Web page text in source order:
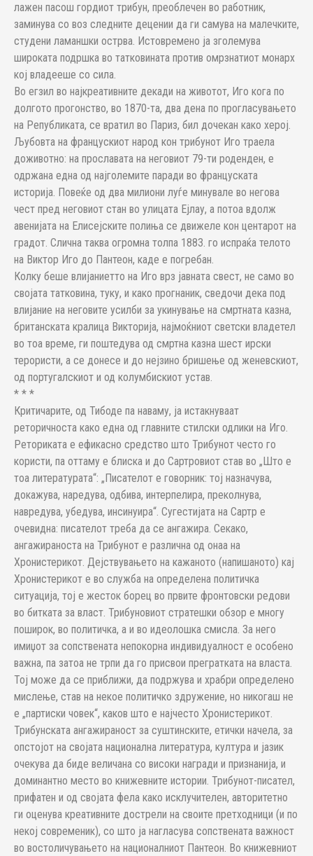
лажен пасош гордиот трибун, преоблечен во работник,
заминува со воз следните децении да ги самува на малечките,
студени ламаншки острва. Истовремено ја зголемува
широката подршка во татковината против омрзнатиот монарх
кој владееше со сила.
Во егзил во најкреативните декади на животот, Иго кога по
долгото прогонство, во 1870-та, два дена по прогласувањето
на Републиката, се вратил во Париз, бил дочекан како херој.
Љубовта на францускиот народ кон трибунот Иго траела
доживотно: на прославата на неговиот 79-ти роденден, е
одржана една од најголемите паради во француската
историја. Повеќе од два милиони луѓе минувале во негова
чест пред неговиот стан во улицата Ејлау, а потоа вдолж
авенијата на Елисејските полиња се движеле кон центарот на
градот. Слична таква огромна толпа 1883. го испраќа телото
на Виктор Иго до Пантеон, каде е погребан.
Колку беше влијаниетто на Иго врз јавната свест, не само во
својата татковина, туку, и како прогнаник, сведочи дека под
влијание на неговите усилби за укинување на смртната казна,
британската кралица Викторија, најмоќниот светски владетел
во тоа време, ги поштедува од смртна казна шест ирски
терористи, а се донесе и до нејзино бришење од женевскиот,
од португалскиот и од колумбискиот устав.
* * *
Критичарите, од Тибоде па наваму, ја истакнуваат
реторичноста како една од главните стилски одлики на Иго.
Реториката е ефикасно средство што Трибунот често го
користи, па оттаму е блиска и до Сартровиот став во „Што е
тоа литературата“: „Писателот е говорник: тој назначува,
докажува, наредува, одбива, интерпелира, преколнува,
навредува, убедува, инсинуира“. Сугестијата на Сартр е
очевидна: писателот треба да се ангажира. Секако,
ангажираноста на Трибунот е различна од онаа на
Хронистерикот. Дејствувањето на кажаното (напишаното) кај
Хронистерикот е во служба на определена политичка
ситуација, тој е жесток борец во првите фронтовски редови
во битката за власт. Трибуновиот стратешки обзор е многу
поширок, во политичка, а и во идеолошка смисла. За него
имиџот за сопствената непокорна индивидуалност е особено
важна, па затоа не трпи да го присвои прегратката на власта.
Тој може да се приближи, да подржува и храбри определено
мислење, став на некое политичко здружение, но никогаш не
е „партиски човек“, каков што е најчесто Хронистерикот.
Трибунската ангажираност за суштинските, етички начела, за
опстојот на својата национална литература, култура и јазик
очекува да биде величана со високи награди и признанија, и
доминантно место во книжевните истории. Трибунот-писател,
прифатен и од својата фела како исклучителен, авторитетно
ги оценува креативните дострели на своите претходници (и по
некој современик), со што ја нагласува сопствената важност
во востоличувањето на националниот Пантеон. Во книжевниот